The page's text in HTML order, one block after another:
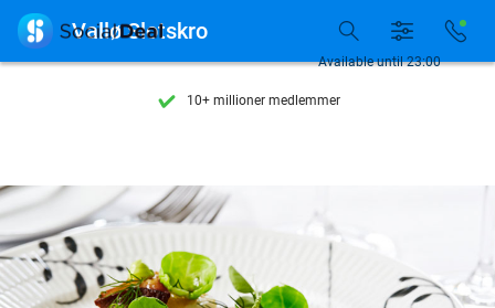
Tilgængelig 7 dage om ugen
10+ millioner medlemmer
Tilgængelig 7 dage om ugen
10+ millioner medlemmer
Available until 23:00
 Vallø Slotskro